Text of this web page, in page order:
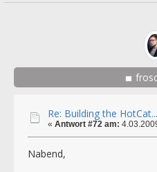
Re: Building the
« Antwort #72 am:
Nabend,